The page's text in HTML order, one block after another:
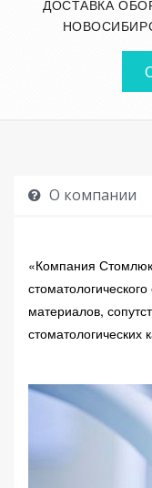
ДОСТАВКА
О компании
«Компания
материалов,
стоматологических